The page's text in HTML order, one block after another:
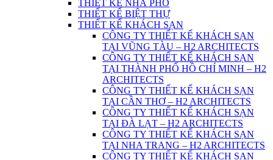
THIẾT KẾ NHÀ PHỐ
THIẾT KẾ BIỆT THỰ
THIẾT KẾ KHÁCH SẠN
CÔNG TY THIẾT KẾ KHÁCH SẠN
TẠI VŨNG TÀU – H2 ARCHITECTS
CÔNG TY THIẾT KẾ KHÁCH SẠN
TẠI THÀNH PHỐ HỒ CHÍ MINH – H2
ARCHITECTS
CÔNG TY THIẾT KẾ KHÁCH SẠN
TẠI CẦN THƠ – H2 ARCHITECTS
CÔNG TY THIẾT KẾ KHÁCH SẠN
TẠI ĐÀ LẠT – H2 ARCHITECTS
CÔNG TY THIẾT KẾ KHÁCH SẠN
TẠI NHA TRANG – H2 ARCHITECTS
CÔNG TY THIẾT KẾ KHÁCH SẠN